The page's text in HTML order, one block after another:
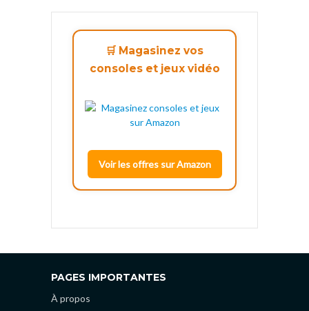
🛒 Magasinez vos
consoles et jeux vidéo
Voir les offres sur Amazon
PAGES IMPORTANTES
À propos